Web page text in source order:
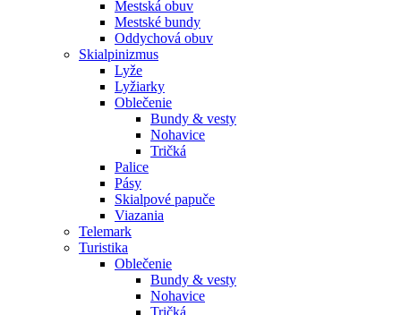
Mestská obuv
Mestské bundy
Oddychová obuv
Skialpinizmus
Lyže
Lyžiarky
Oblečenie
Bundy & vesty
Nohavice
Tričká
Palice
Pásy
Skialpové papuče
Viazania
Telemark
Turistika
Oblečenie
Bundy & vesty
Nohavice